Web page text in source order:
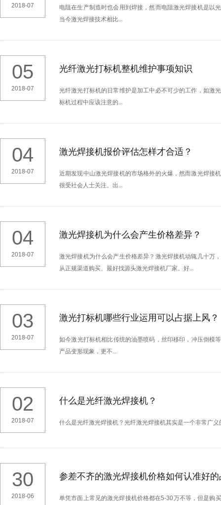
2018-07
电阻在生产制造时也会用到焊接，然而电阻激光焊接机是以
当今激光焊接技术相比...
05
2018-07
光纤激光打标机整机维护事项知识
光纤激光打标机的日常维护是加工中必不可少的工作，如激
标机过程中应该注意的...
04
2018-07
激光焊接机报价评估怎样才合适？
近期发现中山激光焊接机的市场格外的火爆，然而激光焊接
很受社会人士关注。出...
04
2018-07
激光焊接机为什么会产生价格差异？
激光焊接机为什么会产生价格差异？激光焊接机动辄几十万
从正规渠道购买、最好找源头激光焊接机厂家。好...
03
2018-07
激光打标机哪些行业运用可以占据上风？
如今激光打标机相比传统的油墨喷码，丝印移印，冲压倒模
产品变形现象，更不...
02
2018-07
什么是光纤激光焊接机？
什么是光纤激光焊接机？光纤激光焊接机其实是一个非常广
30
2018-06
参差不齐的激光焊接机价格如何认准好
单凭市面上常见的激光焊接机价格都在5-30万不等，但是购